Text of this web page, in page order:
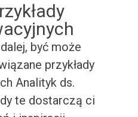
być może
przykłady
Analityk ds.
te dostarczą ci